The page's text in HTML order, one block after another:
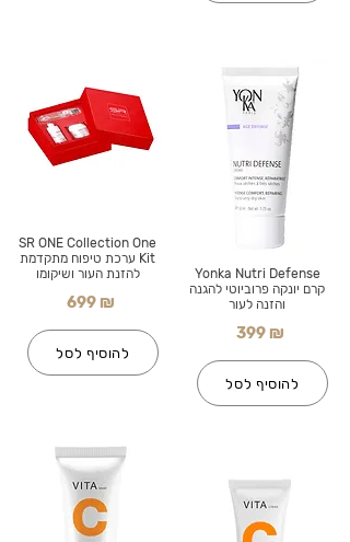
SR ONE Collection One
Kit ערכת טיפוח מתקדמת
להזנת העור ושיקומו
699 ₪
להוסיף לסל
Yonka Nutri Defense
קרם יונקה פרוביוטי להגנה
והזנה לעור
399 ₪
להוסיף לסל